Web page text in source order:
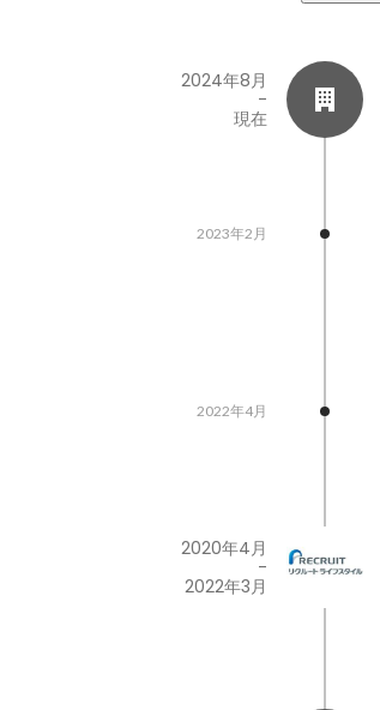
2024年8月
-
現在
2023年2月
2022年4月
2020年4月
-
2022年3月